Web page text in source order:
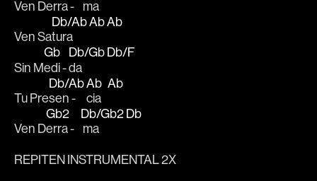
Ven Derra - ma
Ven Sa
Db/Ab
tura
AbAb
Sin M
Gb
edi -
Db/Gb
da
Db/F
Tu Pre
Db/Ab
sen -
Ab
cia
Ab
Ven D
Gb2
erra -
Db/Gb2
ma
Db
REPITEN INSTRUMENTAL 2X